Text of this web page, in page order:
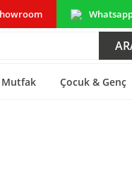
Mutfak Çocuk & Genç